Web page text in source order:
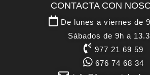
CONTACTA CON
De lunes a viernes de
Sábados de 9h a
977 21 69 59
676 74 68 34